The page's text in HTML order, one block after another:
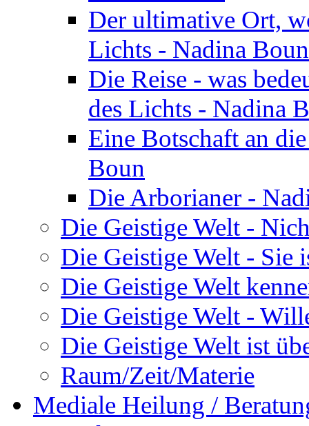
Der ultimative Ort,
Lichts - Nadina Boun
Die Reise - was
des Lichts - Nadina
Eine Botschaft an
Boun
Die Arborianer -
Die Geistige Welt -
Die Geistige Welt - Sie
Die Geistige Welt
Die Geistige Welt -
Die Geistige Welt ist
Raum/Zeit/Materie
Mediale Heilung /